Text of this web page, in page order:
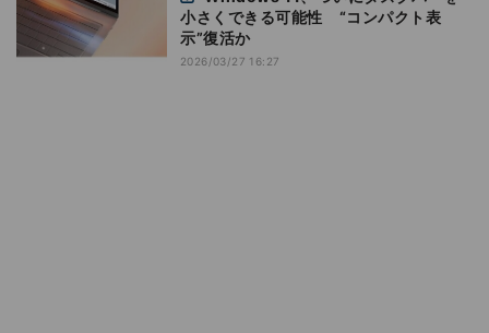
小さくできる可能性 “コンパクト表
示”復活か
2026/03/27 16:27